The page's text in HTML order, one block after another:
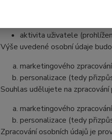
aktivita uživatele
Výše uvedené osobní údaje
marketingového
personalizace (tedy
Souhlas udělujete na zpracování
marketingového
personalizace (tedy
Zpracování osobních údajů je